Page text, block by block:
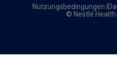
Nutzungsbedingungen
© Nestlé Health